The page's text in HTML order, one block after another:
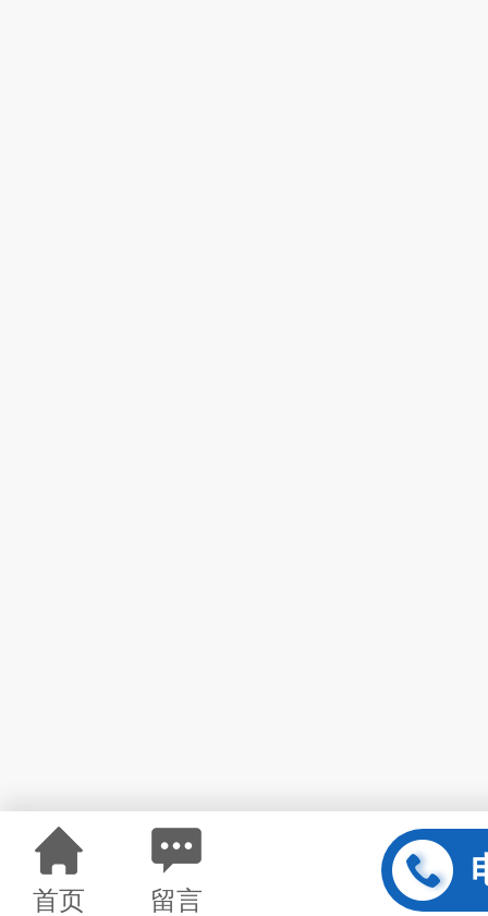
首页 留言